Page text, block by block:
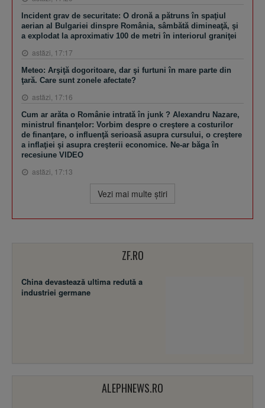
Incident grav de securitate: O dronă a pătruns în spaţiul
aerian al Bulgariei dinspre România, sâmbătă dimineaţă, şi
a explodat la aproximativ 100 de metri în interiorul graniţei
astăzi, 17:17
Meteo: Arşiţă dogoritoare, dar şi furtuni în mare parte din
ţară. Care sunt zonele afectate?
astăzi, 17:16
Cum ar arăta o Românie intrată în junk ? Alexandru Nazare,
ministrul finanţelor: Vorbim despre o creştere a costurilor
de finanţare, o influenţă serioasă asupra cursului, o creştere
a inflaţiei şi asupra creşterii economice. Ne-ar băga în
recesiune VIDEO
astăzi, 17:13
Vezi mai multe ştiri
ZF.RO
China devastează ultima redută a
industriei germane
ALEPHNEWS.RO